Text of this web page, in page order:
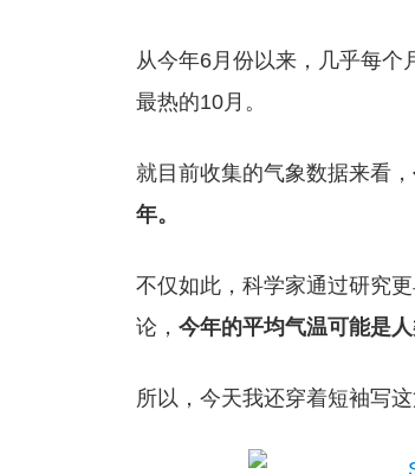
从今年6月份以来，几乎每
最热的10月。
就目前收集的气象数据来看，
年。
不仅如此，科学家通过研究
论， 今年的平均气温可能是
所以，今天我还穿着短袖写